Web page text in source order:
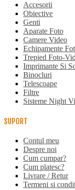
Accesorii
Obiective
Genti
Aparate Foto
Camere Video
Echipamente
Trepied Foto-
Imprimante Si
Binocluri
Telescoape
Filtre
Sisteme Night
SUPORT
Contul meu
Despre noi
Cum cumpar?
Cum platesc?
Livrare / Retur
Termeni si